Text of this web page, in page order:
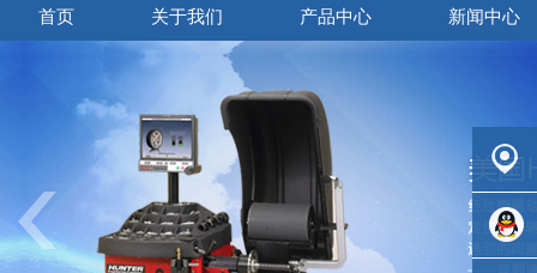
首页 关于我们 产品中心 新闻中心
联系我